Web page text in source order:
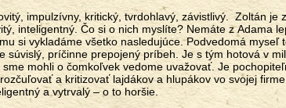
impulzívny, kritický, tvrdohlavý, závistlivý. Zoltán je
inteligentný. Čo si o nich myslíte? Nemáte z Adama
si vykladáme všetko nasledujúce. Podvedomá myseľ
súvislý, príčinne prepojený príbeh. Je s tým hotová v
mohli o čomkoľvek vedome uvažovať. Je
a kritizovať lajdákov a hlupákov vo svojej
a vytrvalý – o to horšie.